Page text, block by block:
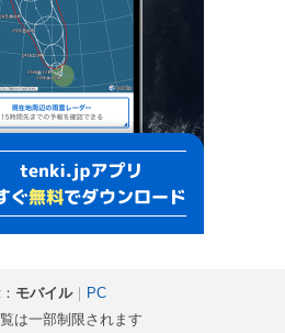
モバイル｜ PC
は一部制限されます